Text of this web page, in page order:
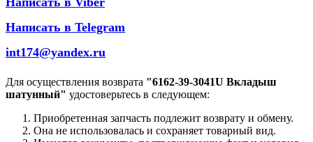
Написать в Telegram
int174@yandex.ru
Для осуществления возврата "6162-39-3041U Вкладыш
шатунный" удостоверьтесь в следующем:
Приобретенная запчасть подлежит возврату и обмену.
Она не использовалась и сохраняет товарный вид.